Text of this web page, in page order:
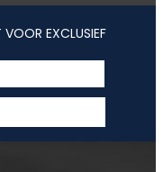
EXCLUSIEF